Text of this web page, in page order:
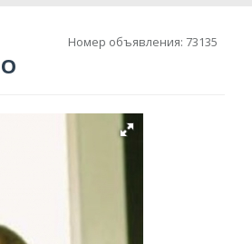
Номер объявления: 73135